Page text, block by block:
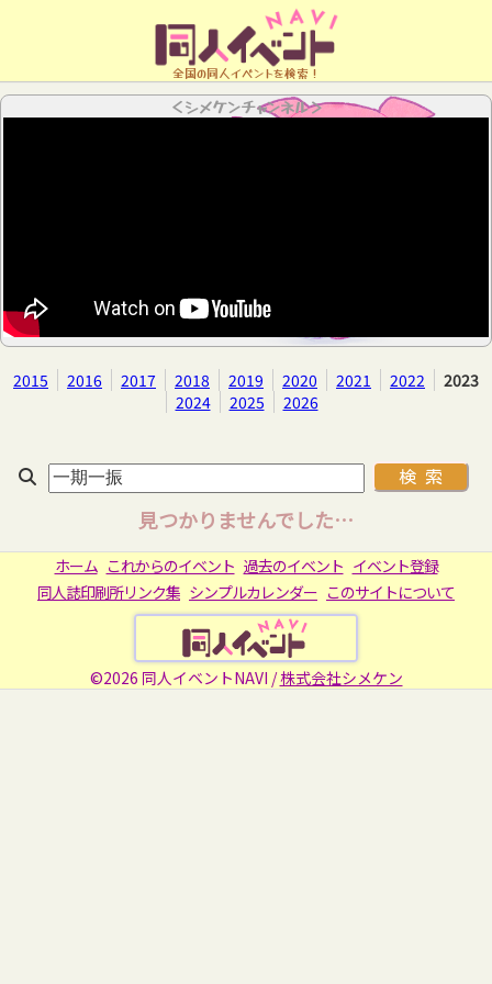
全国の同人イベントを検索！
＜シメケンチャンネル＞
2015 2016 2017 2018 2019 2020 2021 2022
2023
2024
2025 2026
見つかりませんでした…
ホーム これからのイベント 過去のイベント イベント登録
同人誌印刷所リンク集 シンプルカレンダー このサイトについて
©2026 同人イベントNAVI /株式会社シメケン